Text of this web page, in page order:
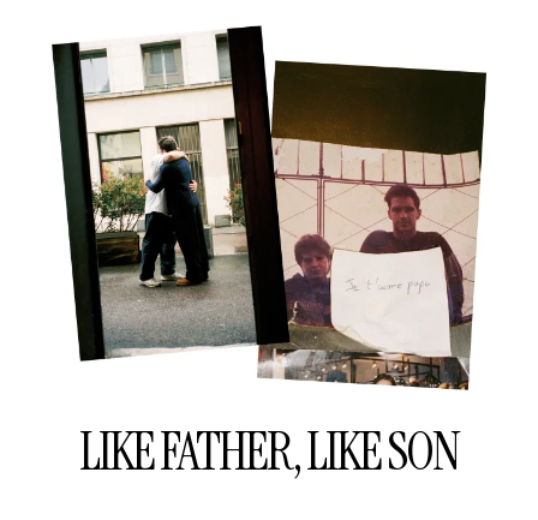
LIKE FATHER, LIKE SON